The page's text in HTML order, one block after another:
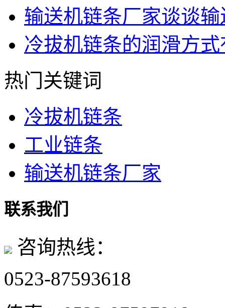
输送机链条厂家谈谈
冷拔机链条的润滑方
热门关键词
冷拔机链条
工业链条
输送机链条厂家
联系我们
咨询热线：
0523-87593618